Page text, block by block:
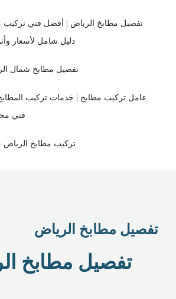
تفصيل مطابخ الرياض | أفضل فني تركيب
دليل شامل لأسعار
تفصيل مطابخ شمال الرياض
عامل تركيب مطابخ | خدمات تركيب
فني محترف
تركيب مطابخ الرياض حراج
تفصيل مطابخ الرياض
تفصيل مطابخ